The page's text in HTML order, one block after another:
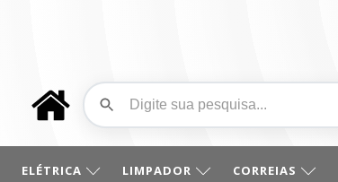
ELÉTRICA LIMPADOR CORREIAS